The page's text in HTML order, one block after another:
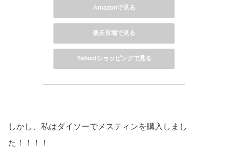
Amazonで見る
楽天市場で見る
Yahoo!ショッピングで見る
しかし、私はダイソーでメスティンを購入しまし
た！！！！